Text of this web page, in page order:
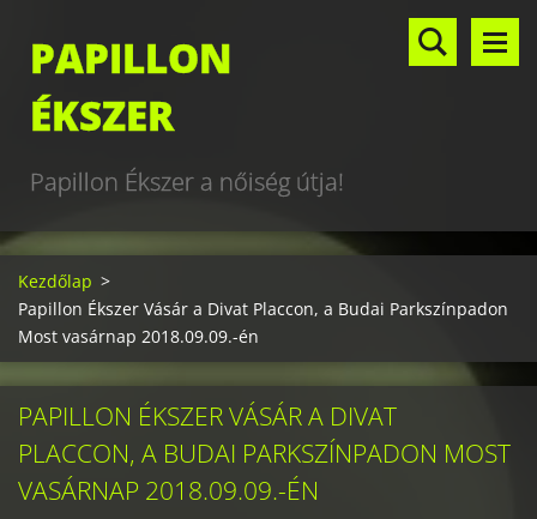
PAPILLON
ÉKSZER
Papillon Ékszer a nőiség útja!
Kezdőlap >
Papillon Ékszer Vásár a Divat Placcon, a Budai Parkszínpadon
Most vasárnap 2018.09.09.-én
PAPILLON ÉKSZER VÁSÁR A DIVAT
PLACCON, A BUDAI PARKSZÍNPADON MOST
VASÁRNAP 2018.09.09.-ÉN